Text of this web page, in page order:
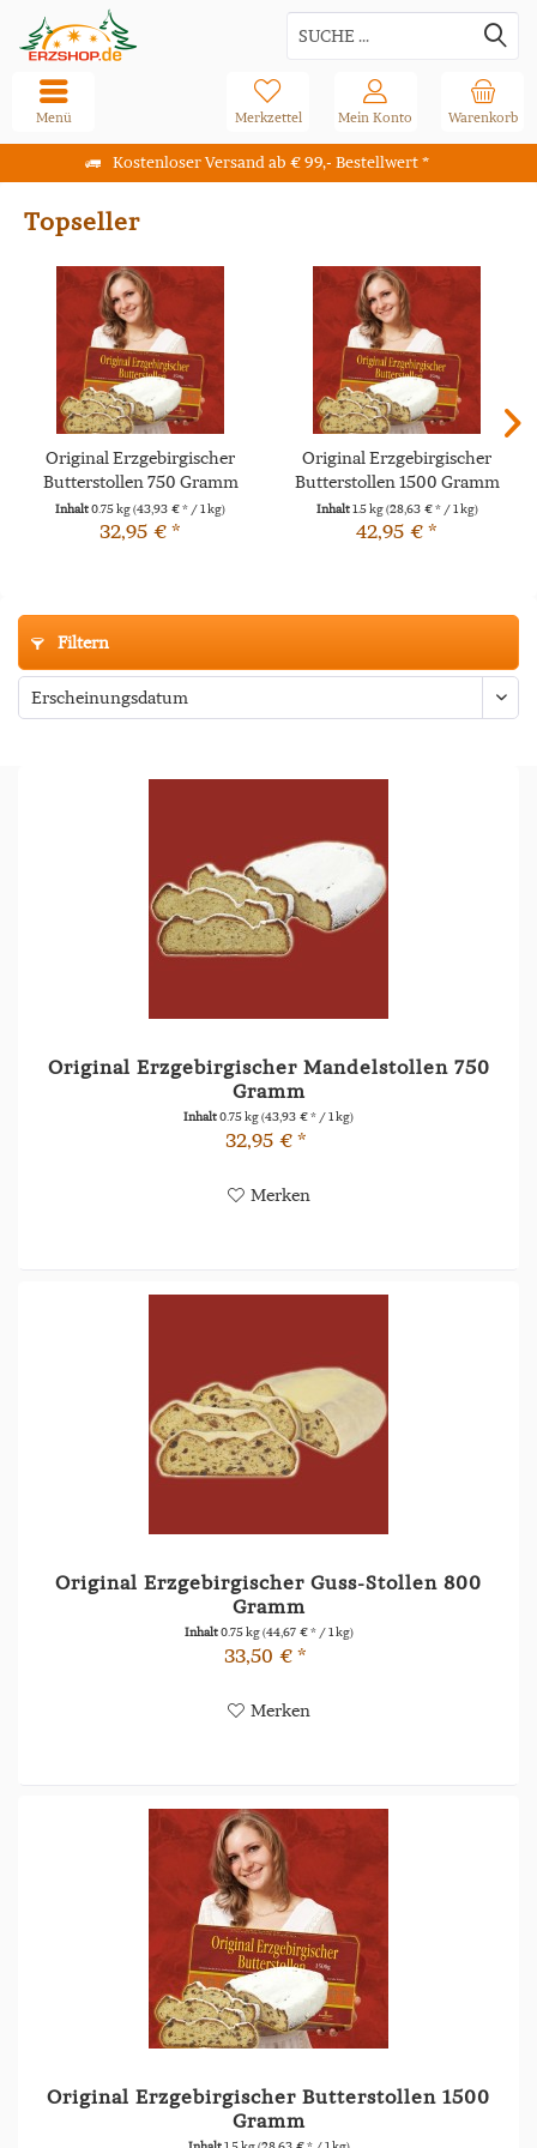
Kostenloser Versand ab € 99,- Bestellwert *
Warenkorb
Merkzettel Mein Konto
Menü
Topseller
Original Erzgebirgischer
Butterstollen 750 Gramm
Inhalt0.75 kg(43,93 € * / 1 kg)
32,95 € *
Original Erzgebirgischer
Butterstollen 1500 Gramm
Inhalt1.5 kg(28,63 € * / 1 kg)
42,95 € *
Filtern
Original Erzgebirgischer Mandelstollen 750
Gramm
Inhalt0.75 kg(43,93 € * / 1 kg)
32,95 € *
Merken
Original Erzgebirgischer Guss-Stollen 800
Gramm
Inhalt0.75 kg(44,67 € * / 1 kg)
33,50 € *
Merken
Original Erzgebirgischer Butterstollen 1500
Gramm